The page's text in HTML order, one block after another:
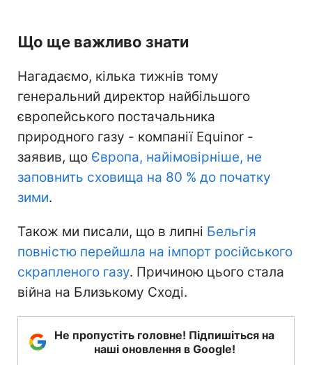
Що ще важливо знати
Нагадаємо, кілька тижнів тому
генеральний директор найбільшого
європейського постачальника
природного газу - компанії Equinor -
заявив, що Європа, найімовірніше, не
заповнить сховища на 80 % до початку
зими.
Також ми писали, що в липні Бельгія
повністю перейшла на імпорт російського
скрапленого газу. Причиною цього стала
війна на Близькому Сході.
Не пропустіть головне! Підпишіться на
наші оновлення в Google!